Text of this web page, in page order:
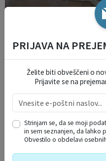
PRIJAVA NA
Želite biti obveščeni o
Prijavite se na
Strinjam se, da se moji
in sem seznanjen, da lahko
Obvestilo o obdelavi